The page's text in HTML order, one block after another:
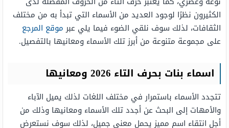
الكثيرون نظرًا لوجود العديد من الأسماء التي تبدأ به من مختلف
الثقافات، لذلك سوف نلقي الضوء فيما يلي عبرموقع المرجع
على مجموعة متنوعة من أبرز تلك الأسماء ومعانيها بالتفصيل.
اسماء بنات بحرف التاء 2026 ومعانيها
تتجدد الأسماء باستمرار في مختلف اللغات لذلك يميل الآباء
والأمهات إلى البحث عن أجدد تلك الأسماء ومعانيها وذلك من
أجل انتقاء اسم مميز يحمل معنى جميل، لذلك سوف نستعرض